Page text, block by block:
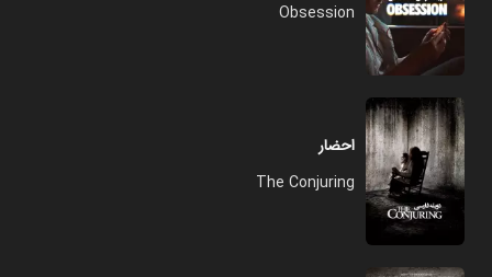
Obsession
احضار
The Conjuring